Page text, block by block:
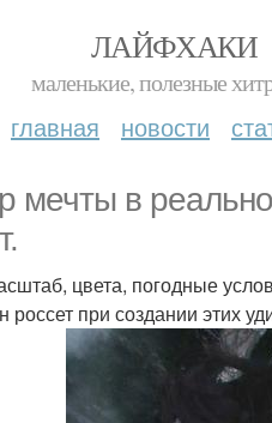
ЛАЙФХАКИ
маленькие, полезные
главная новости
мечты в
цвета, погодные
россет при создании этих